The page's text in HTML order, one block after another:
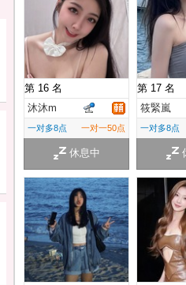
第 16 名
沐沐m
一对多8点 一对一50点
休息中
第 17 名
筱緊嵐
一对多8点